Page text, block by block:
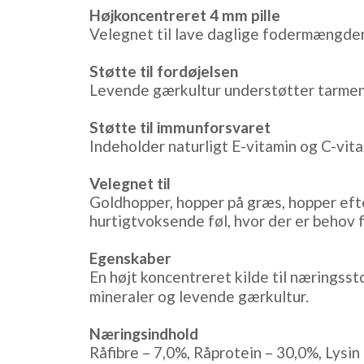
Højkoncentreret 4 mm pille
Velegnet til lave daglige
Støtte til fordøjelsen
Levende gærkultur understøtter
Støtte til immunforsvaret
Indeholder naturligt E-vitamin og C-
Velegnet til
Goldhopper, hopper på græs, hopper
hurtigtvoksende føl, hvor der er
Egenskaber
En højt koncentreret kilde til
mineraler og levende gærkultur.
Næringsindhold
Råfibre – 7,0%, Råprotein – 30,0%,